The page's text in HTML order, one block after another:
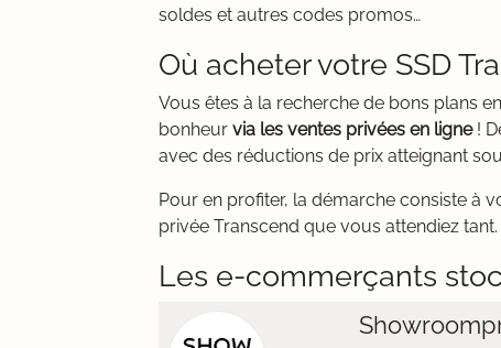
soldes et autres codes promos…
Où acheter votre SSD
Vous êtes à la recherche de bons plans
bonheur via les ventes privées en ligne!
avec des réductions de prix atteignant
Pour en profiter, la démarche consiste à
privée Transcend que vous attendiez
Les e-commerçants